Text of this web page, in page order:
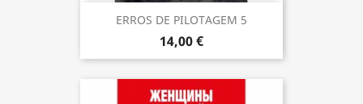
ERROS DE PILOTAGEM 5
14,00 €